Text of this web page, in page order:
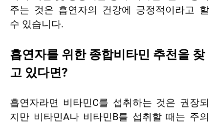
주는 것은 흡연자의 건강에 긍정적이라고 할
수 있습니다.
흡연자를 위한 종합비타민 추천을 찾
고 있다면?
흡연자라면 비타민C를 섭취하는 것은 권장되
지만 비타민A나 비타민B를 섭취할 때는 주의